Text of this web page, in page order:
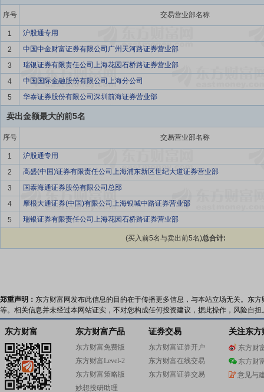
序号 交易营业部名称
1
沪股通专用
2
中国中金财富证券有限公司广州天河路证券营业部
3
瑞银证券有限责任公司上海花园石桥路证券营业部
4
中国国际金融股份有限公司上海分公司
5
华泰证券股份有限公司深圳前海证券营业部
卖出金额最大的前5名
序号 交易营业部名称
1
沪股通专用
2
高盛(中国)证券有限责任公司上海浦东新区世纪大道证券营业部
3
国泰海通证券股份有限公司总部
4
摩根大通证券(中国)有限公司上海银城中路证券营业部
5
瑞银证券有限责任公司上海花园石桥路证券营业部
(买入前5名与卖出前5名)总合计:
郑重声明： 东方财富网发布此信息的目的在于传播更多信息，与本站立场无关。东
等。相关信息并未经过本网站证实，不对您构成任何投资建议，据此操作，风险自担